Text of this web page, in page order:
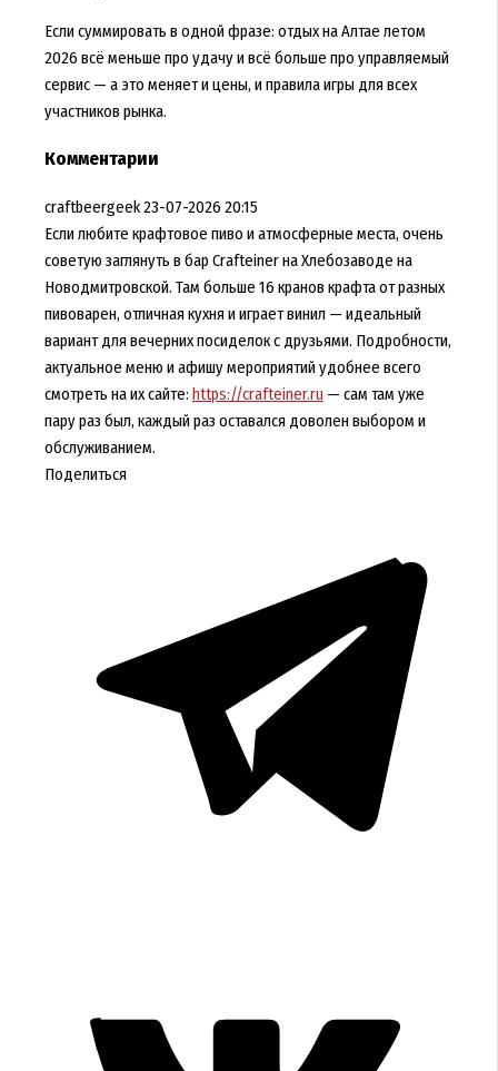
Если суммировать в одной фразе: отдых на Алтае летом
2026 всё меньше про удачу и всё больше про управляемый
сервис — а это меняет и цены, и правила игры для всех
участников рынка.
Комментарии
craftbeergeek23-07-2026 20:15
Если любите крафтовое пиво и атмосферные места, очень
советую заглянуть в бар Crafteiner на Хлебозаводе на
Новодмитровской. Там больше 16 кранов крафта от разных
пивоварен, отличная кухня и играет винил — идеальный
вариант для вечерних посиделок с друзьями. Подробности,
актуальное меню и афишу мероприятий удобнее всего
смотреть на их сайте: https://crafteiner.ru — сам там уже
пару раз был, каждый раз оставался доволен выбором и
обслуживанием.
Поделиться